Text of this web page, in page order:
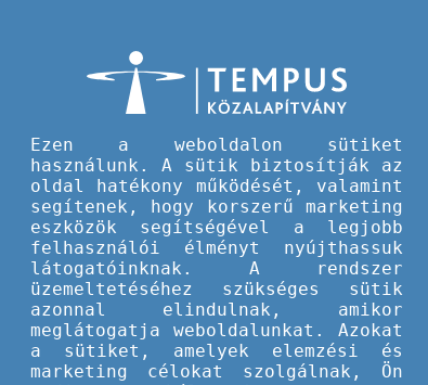
Interrail és hátizsák - kell még más?
Interrail és
18 és 19 évesek voltunk, amikor
ahol teljesen magunkra voltunk
Ezen a weboldalon sütiket
használunk. A sütik biztosítják az
oldal hatékony működését, valamint
segítenek, hogy korszerű marketing
eszközök segítségével a legjobb
felhasználói élményt nyújthassuk
látogatóinknak. A rendszer
üzemeltetéséhez szükséges sütik
azonnal elindulnak, amikor
meglátogatja weboldalunkat. Azokat
a sütiket, amelyek elemzési és
marketing célokat szolgálnak, Ön